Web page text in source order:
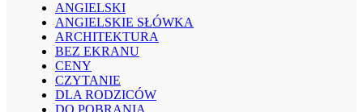
ANGIELSKI
ANGIELSKIE SŁÓWKA
ARCHITEKTURA
BEZ EKRANU
CENY
CZYTANIE
DLA RODZICÓW